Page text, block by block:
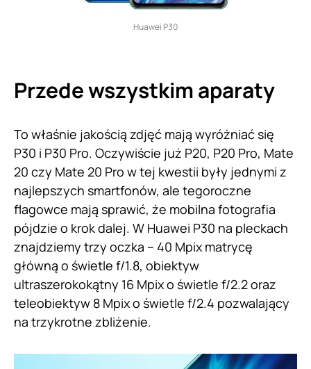
Huawei P30
Przede wszystkim aparaty
To właśnie jakością zdjęć mają wyróżniać się
P30 i P30 Pro. Oczywiście już P20, P20 Pro, Mate
20 czy Mate 20 Pro w tej kwestii były jednymi z
najlepszych smartfonów, ale tegoroczne
flagowce mają sprawić, że mobilna fotografia
pójdzie o krok dalej. W Huawei P30 na pleckach
znajdziemy trzy oczka – 40 Mpix matrycę
główną o świetle f/1.8, obiektyw
ultraszerokokątny 16 Mpix o świetle f/2.2 oraz
teleobiektyw 8 Mpix o świetle f/2.4 pozwalający
na trzykrotne zbliżenie.